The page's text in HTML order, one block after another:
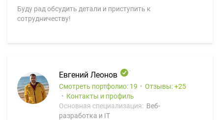
Буду рад обсудить детали и приступить к
сотрудничеству!
Евгений Леонов
Смотреть портфолио: 19 Отзывы:
25
Контакты и профиль
Основная специализация: Веб-
разработка и IT